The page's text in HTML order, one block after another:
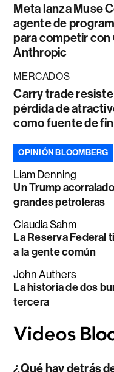
Meta lanza Muse
agente de
para competir con
Anthropic
MERCADOS
Carry trade resiste
pérdida de
como fuente de
OPINIÓN BLOOMBERG
Liam Denning
Un Trump
grandes petroleras
Claudia Sahm
La Reserva Federal
a la gente común
John Authers
La historia de dos
tercera
¿Qué hay detrás